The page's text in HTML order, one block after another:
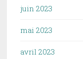
juin 2023
mai 2023
avril 2023